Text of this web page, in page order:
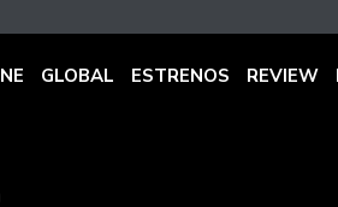
GLOBAL ESTRENOS REVIEW